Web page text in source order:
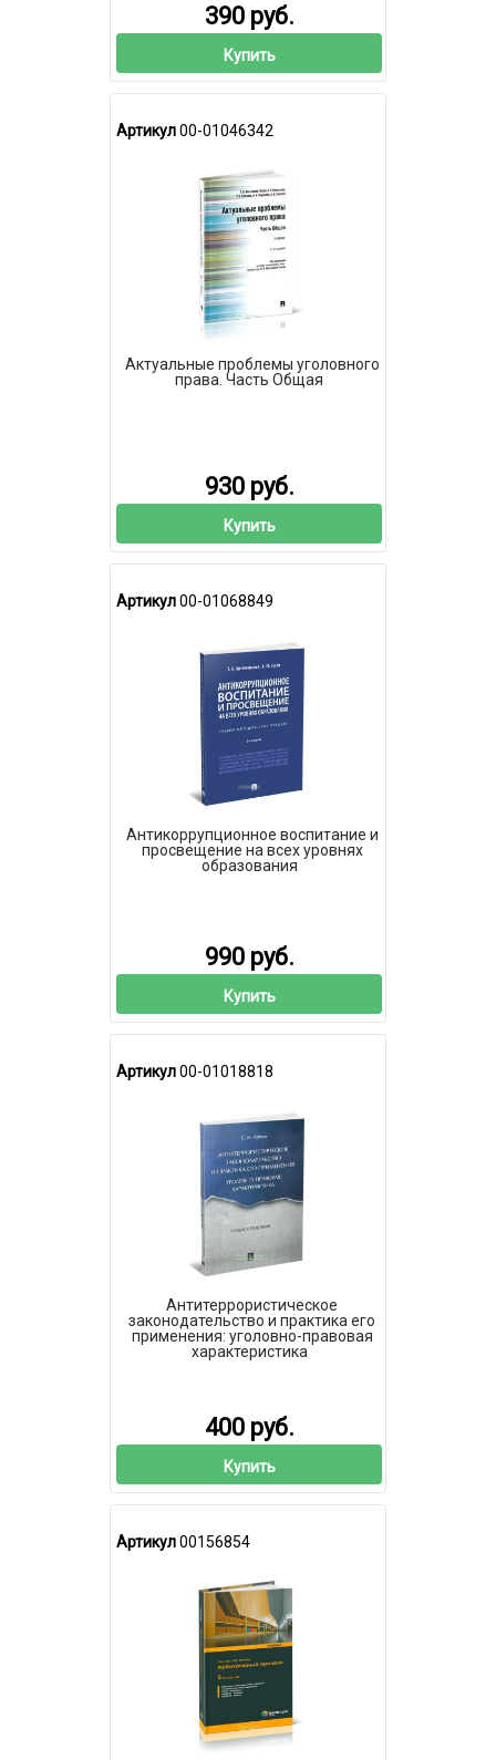
390 руб.
Купить
Артикул00-01046342
Актуальные проблемы уголовного
права. Часть Общая
930 руб.
Купить
Артикул00-01068849
Антикоррупционное воспитание и
просвещение на всех уровнях
образования
990 руб.
Купить
Артикул00-01018818
Антитеррористическое
законодательство и практика его
применения: уголовно-правовая
характеристика
400 руб.
Купить
Артикул00156854